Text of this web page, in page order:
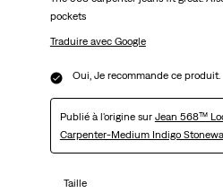
pockets
Traduire avec Google
Oui, Je recommande ce produit.
Publié à l'origine sur Jean 568™
Carpenter-Medium Indigo
Taille